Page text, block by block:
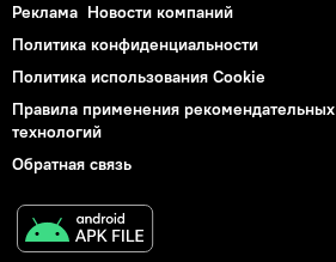
Реклама Новости компаний
Политика конфиденциальности
Политика использования Cookie
Правила применения рекомендательных
технологий
Обратная связь